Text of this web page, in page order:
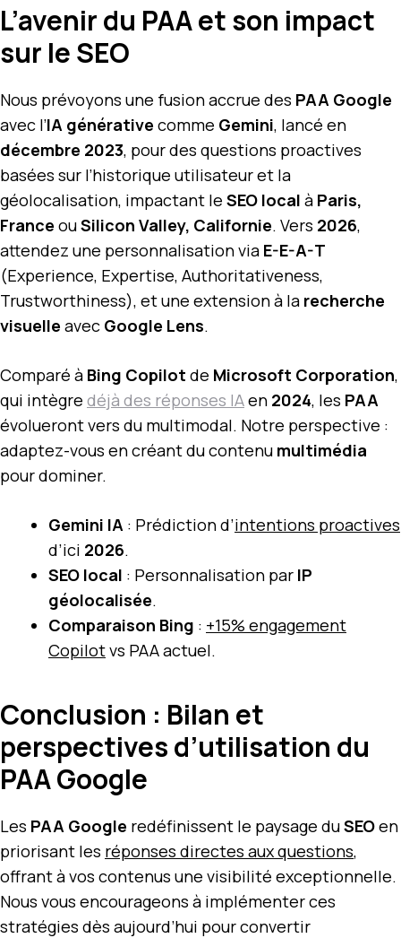
L’avenir du PAA et son impact
sur le SEO
Nous prévoyons une fusion accrue des PAA Google
avec l’IA générative comme Gemini, lancé en
décembre 2023, pour des questions proactives
basées sur l’historique utilisateur et la
géolocalisation, impactant le SEO local à Paris,
France ouSilicon Valley, Californie. Vers 2026,
attendez une personnalisation via E-E-A-T
(Experience, Expertise, Authoritativeness,
Trustworthiness), et une extension à la recherche
visuelle avec Google Lens.
Comparé à Bing Copilot de Microsoft Corporation,
qui intègre déjà des réponses IAen 2024, les PAA
évolueront vers du multimodal. Notre perspective :
adaptez-vous en créant du contenu multimédia
pour dominer.
Gemini IA : Prédiction d’intentions proactives
d’ici 2026.
SEO local : Personnalisation par IP
géolocalisée.
Comparaison Bing : +15% engagement
Copilotvs PAA actuel.
Conclusion : Bilan et
perspectives d’utilisation du
PAA Google
Les PAA Google redéfinissent le paysage duSEOen
priorisant les réponses directes aux questions,
offrant à vos contenus une visibilité exceptionnelle.
Nous vous encourageons à implémenter ces
stratégies dès aujourd’hui pour convertir